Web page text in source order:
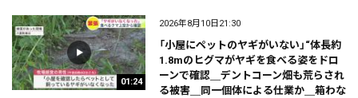
01:24
2026年8月10日21:30
「小屋にペットのヤギがいない」“体長約
1.8mのヒグマがヤギを食べる姿をドロ
ーンで確認＿デントコーン畑も荒らされ
る被害＿同一個体による仕業か＿箱わな